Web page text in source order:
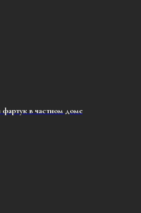
в частном доме